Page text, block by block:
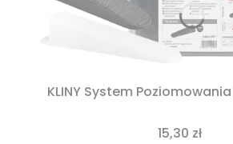
KLINY System Poziomowania
15,30 zł